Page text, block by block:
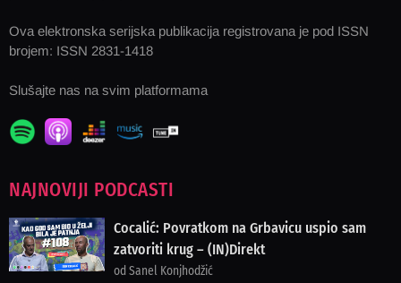
Ova elektronska serijska publikacija registrovana je pod ISSN
brojem: ISSN 2831-1418
Slušajte nas na svim platformama
NAJNOVIJI PODCASTI
Cocalić: Povratkom na Grbavicu uspio sam
zatvoriti krug – (IN)Direkt
od Sanel Konjhodžić